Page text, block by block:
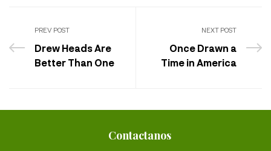
PREV POST
Drew Heads Are
Better Than One
NEXT POST
Once Drawn a
Time in America
Contactanos